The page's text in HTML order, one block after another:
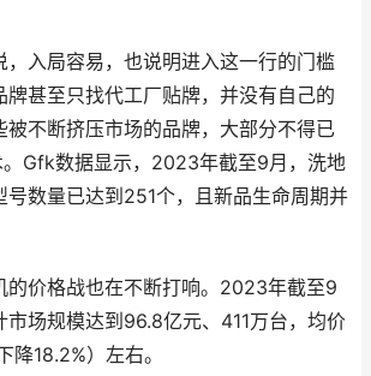
，入局容易，也说明进入这一行的门槛
牌甚至只找代工厂贴牌，并没有自己的
被不断挤压市场的品牌，大部分不得已
。Gfk数据显示，2023年截至9月，洗地
号数量已达到251个，且新品生命周期并
的价格战也在不断打响。2023年截至9
市场规模达到96.8亿元、411万台，均价
18.2%）左右。